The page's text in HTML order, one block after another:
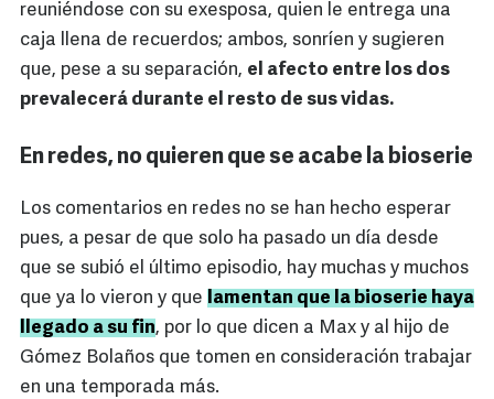
reuniéndose con su exesposa, quien le entrega una
caja llena de recuerdos; ambos, sonríen y sugieren
que, pese a su separación, el afecto entre los dos
prevalecerá durante el resto de sus vidas.
En redes, no quieren que se acabe la bioserie
Los comentarios en redes no se han hecho esperar
pues, a pesar de que solo ha pasado un día desde
que se subió el último episodio, hay muchas y muchos
que ya lo vieron y que lamentan que la bioserie haya
llegado a su fin, por lo que dicen a Max y al hijo de
Gómez Bolaños que tomen en consideración trabajar
en una temporada más.